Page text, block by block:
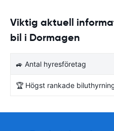
Viktig aktuell
bil i Dormagen
🚙 Antal hyresföretag
🏆 Högst rankade